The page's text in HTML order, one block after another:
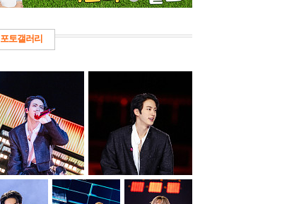
포토갤러리